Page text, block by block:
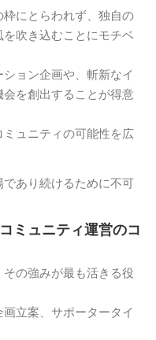
にとらわれず、独自の
吹き込むことにモチベ
ョン企画や、斬新なイ
を創出することが得意
ュニティの可能性を広
あり続けるために不可
ミュニティ運営のコ
の強みが最も活きる役
立案、サポータータイ